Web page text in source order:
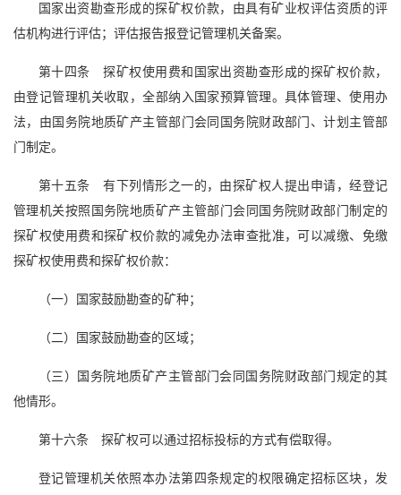
国家出资勘查形成的探矿权价款，由具有矿业权评估资质的评
估机构进行评估；评估报告报登记管理机关备案。
第十四条 探矿权使用费和国家出资勘查形成的探矿权价款，
由登记管理机关收取，全部纳入国家预算管理。具体管理、使用办
法，由国务院地质矿产主管部门会同国务院财政部门、计划主管部
门制定。
第十五条 有下列情形之一的，由探矿权人提出申请，经登记
管理机关按照国务院地质矿产主管部门会同国务院财政部门制定的
探矿权使用费和探矿权价款的减免办法审查批准，可以减缴、免缴
探矿权使用费和探矿权价款：
（一）国家鼓励勘查的矿种；
（二）国家鼓励勘查的区域；
（三）国务院地质矿产主管部门会同国务院财政部门规定的其
他情形。
第十六条 探矿权可以通过招标投标的方式有偿取得。
登记管理机关依照本办法第四条规定的权限确定招标区块，发